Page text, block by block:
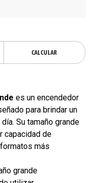
CALCULAR
es un encendedor
para brindar un
Su tamaño grande
capacidad de
más
grande